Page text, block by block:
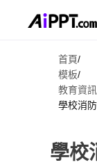
首頁/
模板/
教育資
學校消
學校